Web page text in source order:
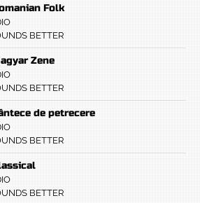
Folk
BETTER
Zene
BETTER
de petrecere
BETTER
BETTER